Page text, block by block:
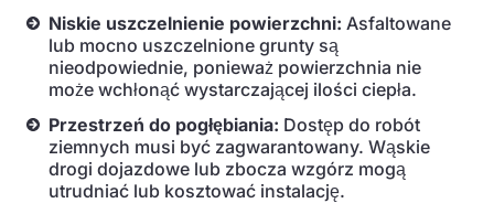
Niskie uszczelnienie powierzchni: Asfaltowane
lub mocno uszczelnione grunty są
nieodpowiednie, ponieważ powierzchnia nie
może wchłonąć wystarczającej ilości ciepła.
Przestrzeń do pogłębiania: Dostęp do robót
ziemnych musi być zagwarantowany. Wąskie
drogi dojazdowe lub zbocza wzgórz mogą
utrudniać lub kosztować instalację.